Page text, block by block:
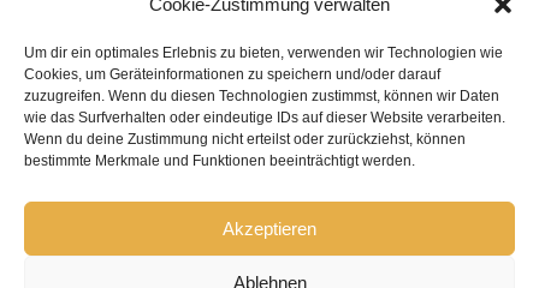
Cookie-Zustimmung verwalten
Um dir ein optimales Erlebnis zu bieten, verwenden wir Technologien wie
Cookies, um Geräteinformationen zu speichern und/oder darauf
zuzugreifen. Wenn du diesen Technologien zustimmst, können wir Daten
wie das Surfverhalten oder eindeutige IDs auf dieser Website verarbeiten.
Wenn du deine Zustimmung nicht erteilst oder zurückziehst, können
bestimmte Merkmale und Funktionen beeinträchtigt werden.
Akzeptieren
Ablehnen